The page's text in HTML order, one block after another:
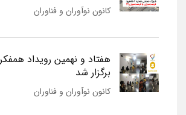
کانون نوآوران و فناوران
هفتاد و نهمین رویداد
برگزار شد
کانون نوآوران و فناوران